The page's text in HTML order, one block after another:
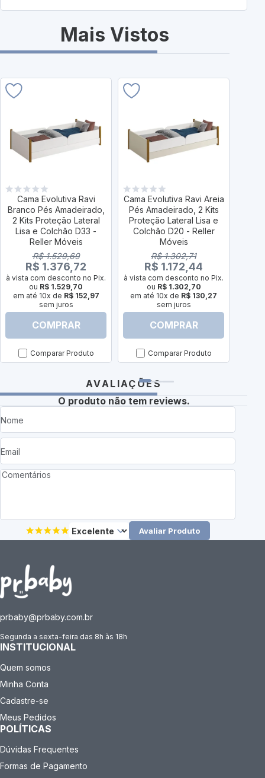
Mais Vistos
Cama Evolutiva Ravi
Branco Pés Amadeirado,
2 Kits Proteção Lateral
Lisa e Colchão D33 -
Reller Móveis
R$ 1.529,69
R$ 1.376,72
à vista com desconto no Pix.
ou R$ 1.529,70
em até 10x de R$ 152,97
sem juros
COMPRAR
Comparar Produto
Cama Evolutiva Ravi Areia
Pés Amadeirado, 2 Kits
Proteção Lateral Lisa e
Colchão D20 - Reller
Móveis
R$ 1.302,71
R$ 1.172,44
à vista com desconto no Pix.
ou R$ 1.302,70
em até 10x de R$ 130,27
sem juros
COMPRAR
Comparar Produto
AVALIAÇÕES
O produto não tem reviews.
Avaliar Produto
prbaby@prbaby.com.br
Segunda a sexta-feira das 8h às 18h
INSTITUCIONAL
Quem somos
Minha Conta
Cadastre-se
Meus Pedidos
POLÍTICAS
Dúvidas Frequentes
Formas de Pagamento